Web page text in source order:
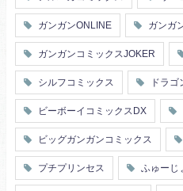
ガンガンONLINE ガンガ
ガンガンコミックスJOKER
シルフコミックス ドラゴ
ビーボーイコミックスDX
ビッグガンガンコミックス
プチプリンセス ふゅーじ